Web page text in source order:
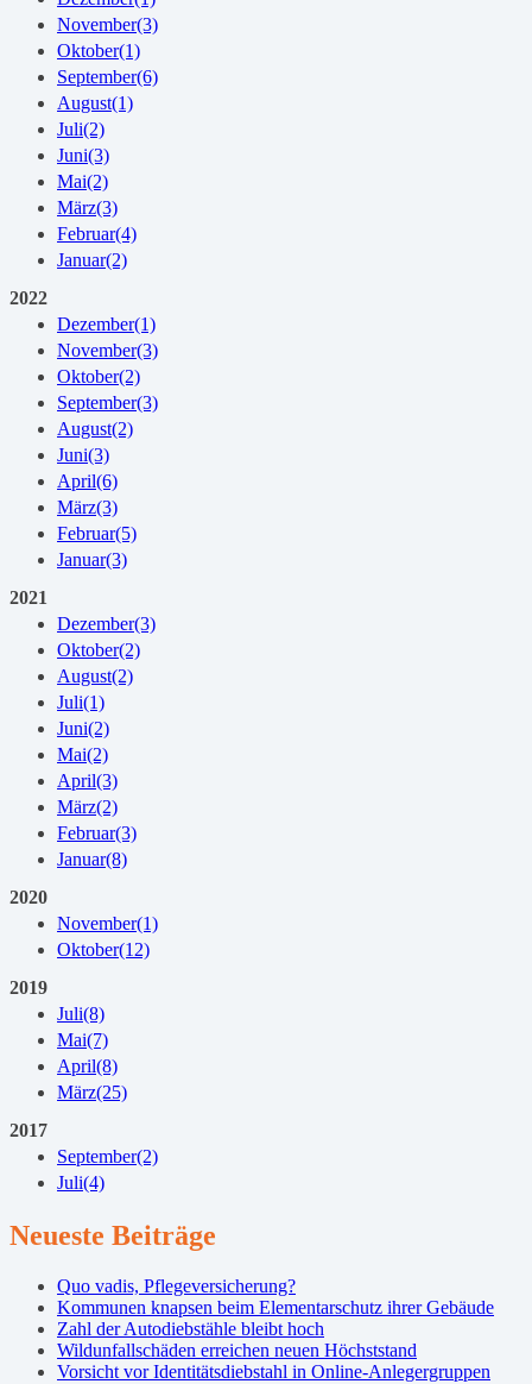
November(3)
Oktober(1)
September(6)
August(1)
Juli(2)
Juni(3)
Mai(2)
März(3)
Februar(4)
Januar(2)
2022
Dezember(1)
November(3)
Oktober(2)
September(3)
August(2)
Juni(3)
April(6)
März(3)
Februar(5)
Januar(3)
2021
Dezember(3)
Oktober(2)
August(2)
Juli(1)
Juni(2)
Mai(2)
April(3)
März(2)
Februar(3)
Januar(8)
2020
November(1)
Oktober(12)
2019
Juli(8)
Mai(7)
April(8)
März(25)
2017
September(2)
Juli(4)
Neueste Beiträge
Quo vadis, Pflegeversicherung?
Kommunen knapsen beim Elementarschutz ihrer Gebäude
Zahl der Autodiebstähle bleibt hoch
Wildunfallschäden erreichen neuen Höchststand
Vorsicht vor Identitätsdiebstahl in Online-Anlegergruppen